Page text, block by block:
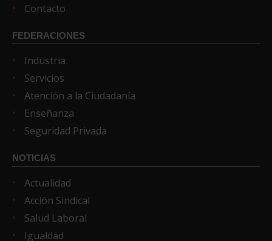
Contacto
FEDERACIONES
Industria
Servicios
Atención a la Ciudadanía
Enseñanza
Seguridad Privada
NOTICIAS
Actualidad
Acción Sindical
Salud Laboral
Igualdad